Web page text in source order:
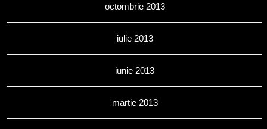
octombrie 2013
iulie 2013
iunie 2013
martie 2013